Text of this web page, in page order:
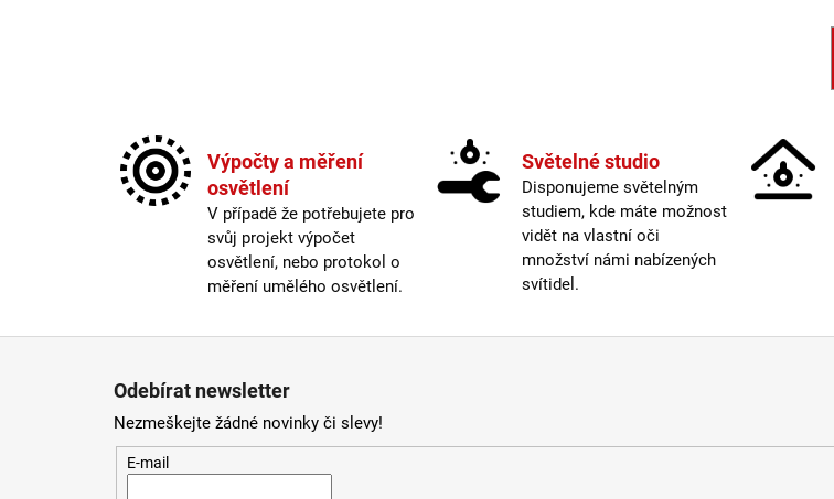
Výpočty a měření
osvětlení
V případě že potřebujete pro
svůj projekt výpočet
osvětlení, nebo protokol o
měření umělého osvětlení.
Světelné studio
Disponujeme světelným
studiem, kde máte možnost
vidět na vlastní oči
množství námi nabízených
svítidel.
Odebírat newsletter
Nezmeškejte žádné novinky či slevy!
E-mail